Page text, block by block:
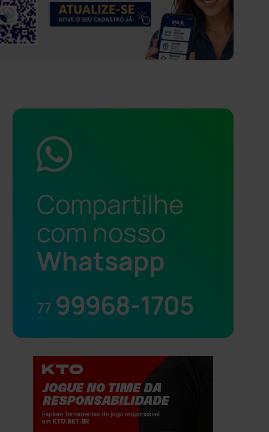
Compartilhe
com nosso
Whatsapp
77 99968-1705